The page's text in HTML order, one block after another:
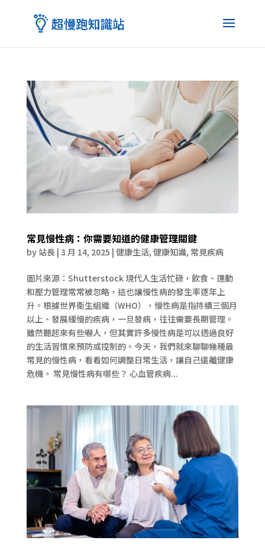
常見慢性病：你需要知道的健康管理關鍵
by 站長| 3 月 14, 2025 | 健康生活, 健康知識, 常見疾病
圖片來源：Shutterstock 現代人生活忙碌，飲食、運動
和壓力管理常常被忽略，這也讓慢性病的發生率逐年上
升。根據世界衛生組織（WHO），慢性病是指持續三個月
以上、發展緩慢的疾病，一旦發病，往往需要長期管理。
雖然聽起來有些嚇人，但其實許多慢性病是可以透過良好
的生活習慣來預防或控制的。今天，我們就來聊聊幾種最
常見的慢性病，看看如何調整日常生活，讓自己遠離健康
危機。 常見慢性病有哪些？ 心血管疾病...